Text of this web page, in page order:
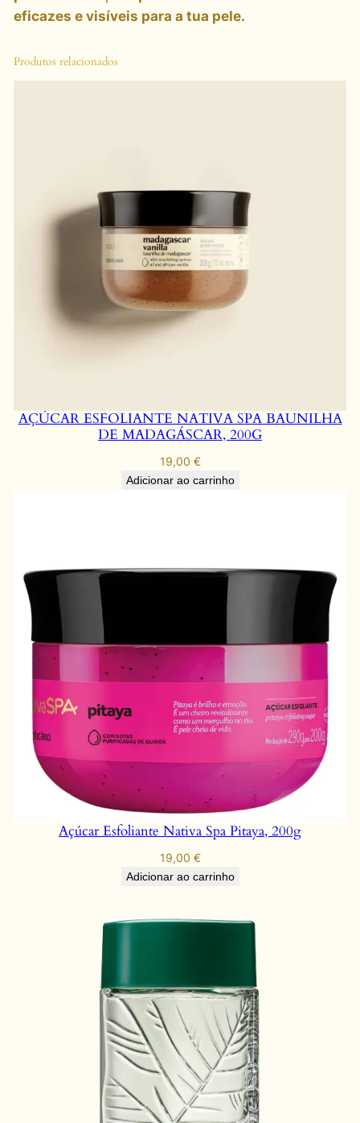
eficazes e visíveis para a tua pele.
Produtos relacionados
AÇÚCAR ESFOLIANTE NATIVA SPA BAUNILHA
DE MADAGÁSCAR, 200G
19,00 €
Adicionar ao carrinho
Açúcar Esfoliante Nativa Spa Pitaya, 200g
19,00 €
Adicionar ao carrinho